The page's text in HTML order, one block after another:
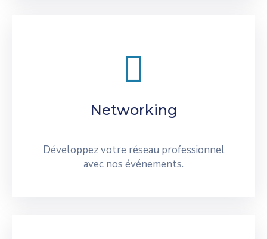
Networking
Développez votre réseau professionnel
avec nos événements.